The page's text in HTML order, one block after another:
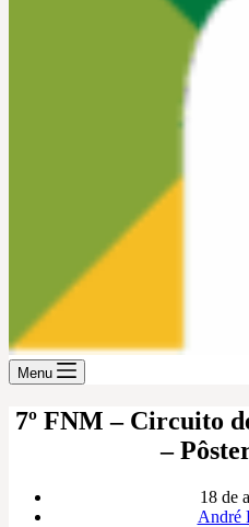
Menu
7º FNM – Circuito
–
18 de
André